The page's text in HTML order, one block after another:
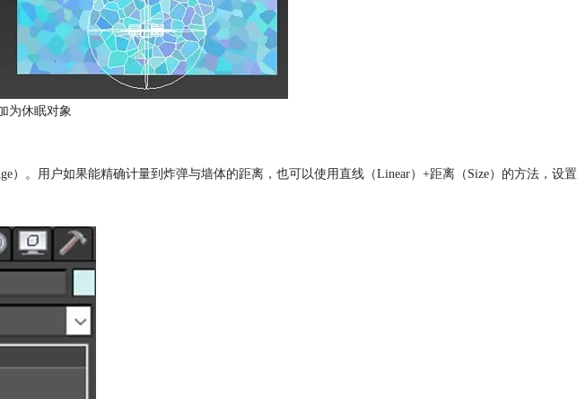
为休眠对象
。用户如果能精确计量到炸弹与墙体的距离，也可以使用直线（Linear）+距离（Size）的方法，设置